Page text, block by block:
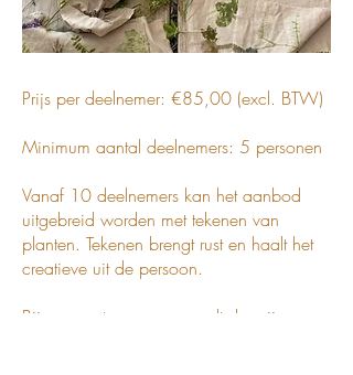
Prijs per deelnemer: €85,00 (excl. BTW)
Minimum aantal deelnemers: 5 personen
Vanaf 10 deelnemers kan het aanbod
uitgebreid worden met tekenen van
planten. Tekenen brengt rust en haalt het
creatieve uit de persoon.
Bij een grotere groep wordt de prijs per